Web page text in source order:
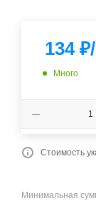
134₽
Много
Стоимость
Минимальная